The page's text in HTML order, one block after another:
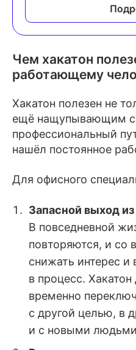
Чем хакатон
работающему
Хакатон полезен не
ещё нащупывающим
профессиональный
нашёл постоянное
Для офисного
Запасной выход
В повседневной
повторяются, и со
снижать интерес и
в процесс.
временно
с другой целью, в
и с новыми